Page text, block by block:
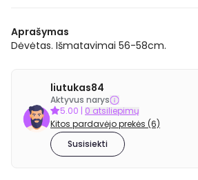
Aprašymas
Dėvėtas. Išmatavimai 56-58cm.
liutukas84
Aktyvus narys
5.00 | 0 atsiliepimų
Kitos pardavėjo prekės (6)
Susisiekti